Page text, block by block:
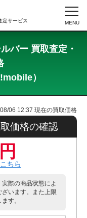
定サービス
バー 買取査定・
）
06 12:37 現在の買取価格
価格の確認
ちら
際の商品状態によ
います。また上限
す。